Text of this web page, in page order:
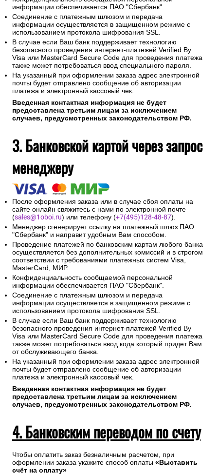
информации обеспечивается ПАО "Сбербанк".
Соединение с платежным шлюзом и передача
информации осуществляется в защищенном режиме с
использованием протокола шифрования SSL.
В случае если Ваш банк поддерживает технологию
безопасного проведения интернет-платежей Verified By
Visa или MasterCard Secure Code для проведения платежа
также может потребоваться ввод специального пароля.
На указанный при оформлении заказа адрес электронной
почты будет отправлено сообщение об авторизации
платежа и электронный кассовый чек.
Введенная контактная информация не будет
предоставлена третьим лицам за исключением
случаев, предусмотренных законодательством РФ.
3. Банковской картой через запрос
менеджеру
После оформления заказа или в случае сбоя оплаты на
сайте онлайн свяжитесь с нами по электронной почте
(sales@1oboi.ru) или телефону (+7(495)128-48-87).
Менеджер сгенерирует ссылку на платежный шлюз ПАО
"Сбербанк" и направит удобным Вам способом.
Проведение платежей по банковским картам любого банка
осуществляется без дополнительных комиссий и в строгом
соответствии с требованиями платежных систем Visa,
MasterCard, МИР.
Конфиденциальность сообщаемой персональной
информации обеспечивается ПАО "Сбербанк".
Соединение с платежным шлюзом и передача
информации осуществляется в защищенном режиме с
использованием протокола шифрования SSL.
В случае если Ваш банк поддерживает технологию
безопасного проведения интернет-платежей Verified By
Visa или MasterCard Secure Code для проведения платежа
также может потребоваться ввод кода который придет Вам
от обслуживающего банка.
На указанный при оформлении заказа адрес электронной
почты будет отправлено сообщение об авторизации
платежа и электронный кассовый чек.
Введенная контактная информация не будет
предоставлена третьим лицам за исключением
случаев, предусмотренных законодательством РФ.
4. Банковским переводом по счету
Чтобы оплатить заказ безналичным расчетом, при
оформлении заказа укажите способ оплаты «Выставить
счёт на оплату»